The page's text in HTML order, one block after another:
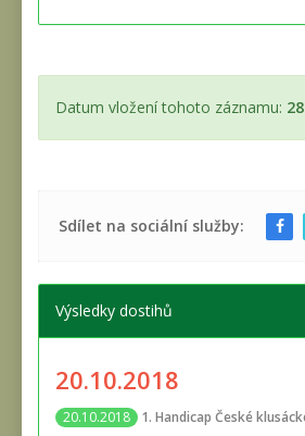
Datum vložení tohoto záznamu:
Sdílet na sociální služby:
Výsledky dostihů
20.10.2018
20.10.2018 1. Handicap České